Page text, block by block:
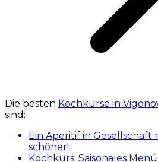
Die besten Kochkurse in
sind:
Ein Aperitif in Gesellschaft
schöner!
Kochkurs: Saisonales